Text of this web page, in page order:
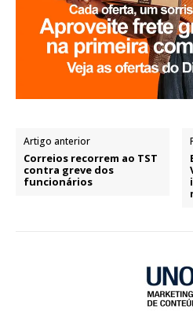
Artigo anterior
Correios recorrem ao TST
contra greve dos
funcionários